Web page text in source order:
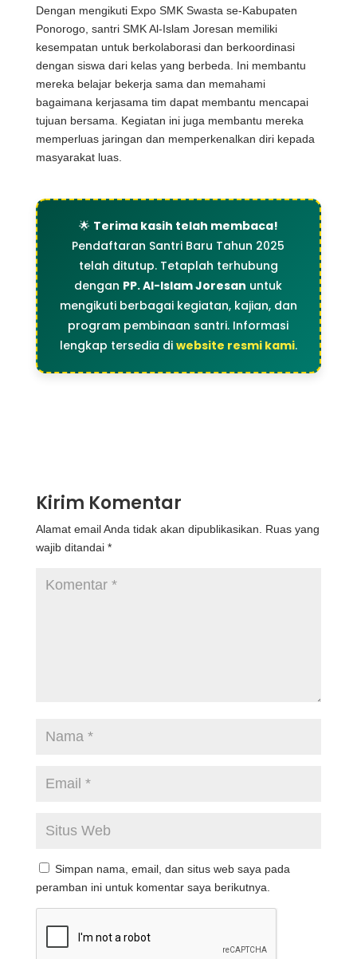
Dengan mengikuti Expo SMK Swasta se-Kabupaten
Ponorogo, santri SMK Al-Islam Joresan memiliki
kesempatan untuk berkolaborasi dan berkoordinasi
dengan siswa dari kelas yang berbeda. Ini membantu
mereka belajar bekerja sama dan memahami
bagaimana kerjasama tim dapat membantu mencapai
tujuan bersama. Kegiatan ini juga membantu mereka
memperluas jaringan dan memperkenalkan diri kepada
masyarakat luas.
🌟 Terima kasih telah membaca!
Pendaftaran Santri Baru Tahun 2025
telah ditutup. Tetaplah terhubung
dengan PP. Al-Islam Joresan untuk
mengikuti berbagai kegiatan, kajian, dan
program pembinaan santri. Informasi
lengkap tersedia di website resmi kami.
Kirim Komentar
Alamat email Anda tidak akan dipublikasikan.
Ruas yang
wajib ditandai *
Simpan nama, email, dan situs web saya pada
peramban ini untuk komentar saya berikutnya.